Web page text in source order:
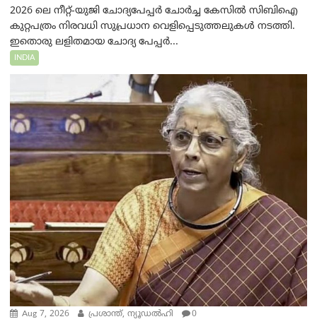
2026 ലെ നീറ്റ്-യുജി ചോദ്യപേപ്പർ ചോർച്ച കേസിൽ സിബിഐ
കുറ്റപത്രം നിരവധി സുപ്രധാന വെളിപ്പെടുത്തലുകൾ നടത്തി.
ഇതൊരു ലളിതമായ ചോദ്യ പേപ്പർ...
INDIA
Aug 7, 2026 പ്രശാന്ത്, ന്യൂഡല്‍ഹി 0